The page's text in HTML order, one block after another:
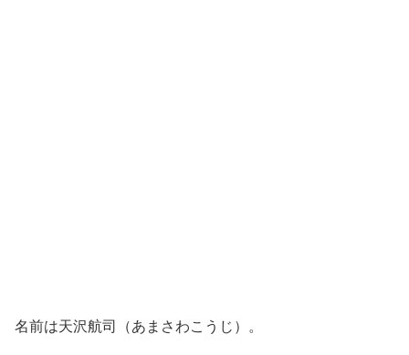
名前は天沢航司（あまさわこうじ）。